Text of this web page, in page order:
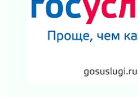
Сотрудница почты в
инсценировала пожар после
полумиллиона рублей
29 июля 2026